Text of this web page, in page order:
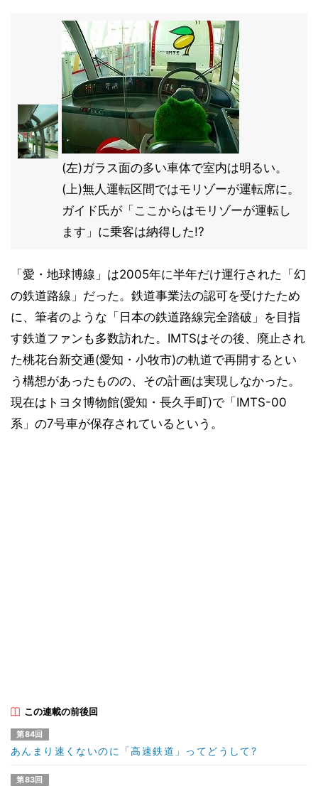
(左)ガラス面の多い車体で室内は明るい。
(上)無人運転区間ではモリゾーが運転席に。
ガイド氏が「ここからはモリゾーが運転し
ます」に乗客は納得した!?
「愛・地球博線」は2005年に半年だけ運行された「幻
の鉄道路線」だった。鉄道事業法の認可を受けたため
に、筆者のような「日本の鉄道路線完全踏破」を目指
す鉄道ファンも多数訪れた。IMTSはその後、廃止され
た桃花台新交通(愛知・小牧市)の軌道で再開するとい
う構想があったものの、その計画は実現しなかった。
現在はトヨタ博物館(愛知・長久手町)で「IMTS-00
系」の7号車が保存されているという。
この連載の前後回
第84回
あんまり速くないのに「高速鉄道」ってどうして?
第83回